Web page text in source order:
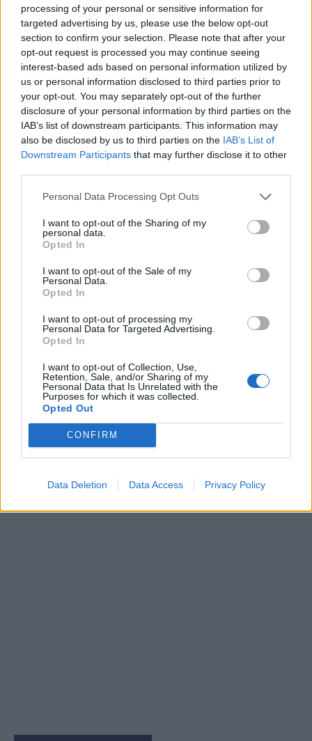
processing of your personal or sensitive information for
targeted advertising by us, please use the below opt-out
section to confirm your selection. Please note that after your
opt-out request is processed you may continue seeing
interest-based ads based on personal information utilized by
us or personal information disclosed to third parties prior to
your opt-out. You may separately opt-out of the further
disclosure of your personal information by third parties on the
IAB’s list of downstream participants. This information may
also be disclosed by us to third parties on the IAB’s List of
Downstream Participants that may further disclose it to other
Personal Data Processing Opt Outs
I want to opt-out of the Sharing of my
personal data.
Opted In
I want to opt-out of the Sale of my
Personal Data.
Opted In
I want to opt-out of processing my
Personal Data for Targeted Advertising.
Opted In
I want to opt-out of Collection, Use,
Retention, Sale, and/or Sharing of my
Personal Data that Is Unrelated with the
Purposes for which it was collected.
Opted Out
CONFIRM
Data Deletion Data Access Privacy Policy
Τα όσα λένε ο αδελφός του και η Ελένη
Κούρκουλα επιβεβαίωσε και ο ιδιοκτήτης του
Action24, Διονύσης Παναγιωτάκης. «Μείναμε
όλοι μαζί στο σπίτι που νοικιάζουμε στην
Ιθάκη. Ήμασταν εκεί σίγουρα μέχρι τις 20
Αυγούστου, μπορεί και παραπάνω. Λόγω του
παιδιού, πηγαίναμε μόνο στα πανηγύρια, τα
οποία αρχίζουν από τις 4 Αυγούστου και
μέρα γίνεται ένα πανηγύρι. Ο κύρος Λιγνάδης
δεν έφυγε καθόλου από την Ιθάκη, για αυτό
είμαι απόλυτα σίγουρος» είπε.